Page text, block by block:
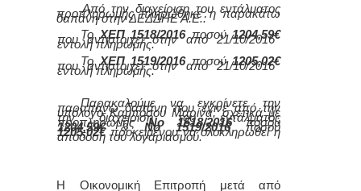
Από την διαχείριση του εντάλματος
προπληρωμής πληρώθηκε η παρακάτω
δαπάνη στην ΔΕΔΔΗΕ Α.Ε.:
ΤοΧΕΠ 1518/2016ποσού1204,59€
που αντιστοιχεί στην από 21/10/2016
εντολή πληρωμής.
ΤοΧΕΠ 1519/2016ποσού1205,02€
που αντιστοιχεί στην από 21/10/2016
εντολή πληρωμής.
Παρακαλούμε να εγκρίνετε την
παραπάνω δαπάνη που έγινε από την
υπόλογο Καμπόσου Μαρίνα, σχετικά με
την διαχείριση του εντάλματος
προπληρωμήςΝο 1518/2016ποσού
1204,59€&Νο 1519/2016ποσού
1205,02€προκειμένου να ολοκληρωθεί η
απόδοση του λογαριασμού.
Η Οικονομική Επιτροπή μετά από